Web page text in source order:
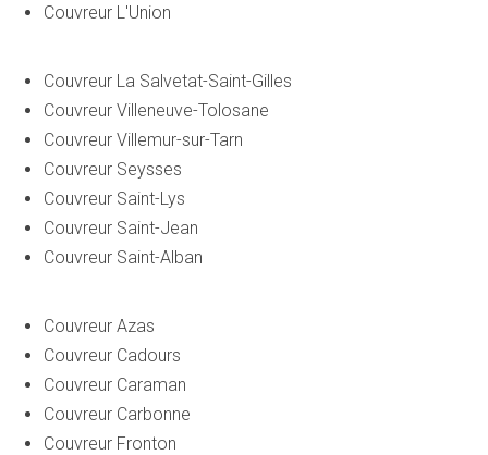
Couvreur L'Union
Couvreur La Salvetat-Saint-Gilles
Couvreur Villeneuve-Tolosane
Couvreur Villemur-sur-Tarn
Couvreur Seysses
Couvreur Saint-Lys
Couvreur Saint-Jean
Couvreur Saint-Alban
Couvreur Azas
Couvreur Cadours
Couvreur Caraman
Couvreur Carbonne
Couvreur Fronton